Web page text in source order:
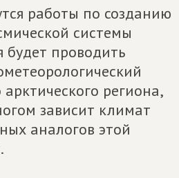
работы по созданию
системы
будет проводить
региона,
зависит климат
аналогов этой